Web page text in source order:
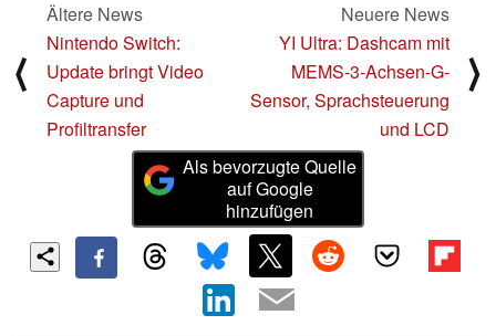
⟨
Ältere News
Nintendo Switch:
Update bringt Video
Capture und
Profiltransfer
Neuere News
YI Ultra: Dashcam mit
MEMS-3-Achsen-G-
Sensor, Sprachsteuerung
und LCD
⟩
Als bevorzugte Quelle
auf Google
hinzufügen